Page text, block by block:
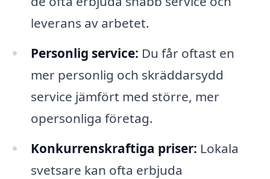
leverans av arbetet.
Personlig service: Du får oftast en
mer personlig och skräddarsydd
service jämfört med större, mer
opersonliga företag.
Konkurrenskraftiga priser: Lokala
svetsare kan ofta erbjuda